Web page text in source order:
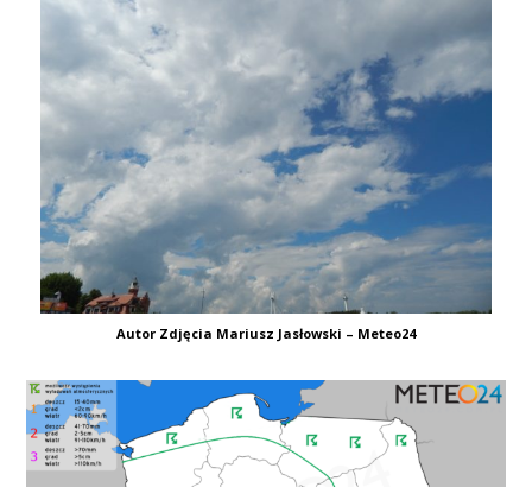
Autor Zdjęcia Mariusz Jasłowski – Meteo24